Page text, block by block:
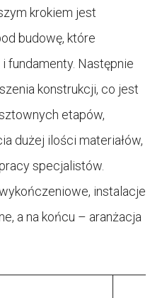
krokiem jest
budowę, które
fundamenty. Następnie
konstrukcji, co jest
etapów,
dużej ilości materiałów,
specjalistów.
instalacje
a na końcu – aranżacja